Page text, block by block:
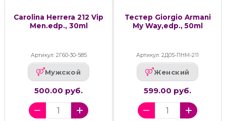
Carolina Herrera 212 Vip
Men.edp., 30ml
Артикул: 2Г60-30-585
Мужской
500.00 руб.
Тестер Giorgio Armani
My Way,edp., 50ml
Артикул: 2Д05-ПНМ-211
Женский
599.00 руб.